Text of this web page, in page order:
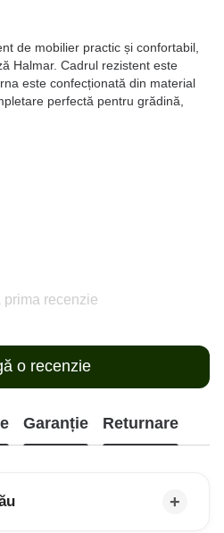
de mobilier practic și confortabil,
Halmar. Cadrul rezistent este
este confecționată din material
perfectă pentru grădină,
prima recenzie
o recenzie
Garanție Returnare